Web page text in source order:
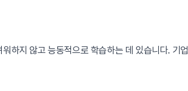
하지 않고 능동적으로 학습하는 데 있습니다. 기